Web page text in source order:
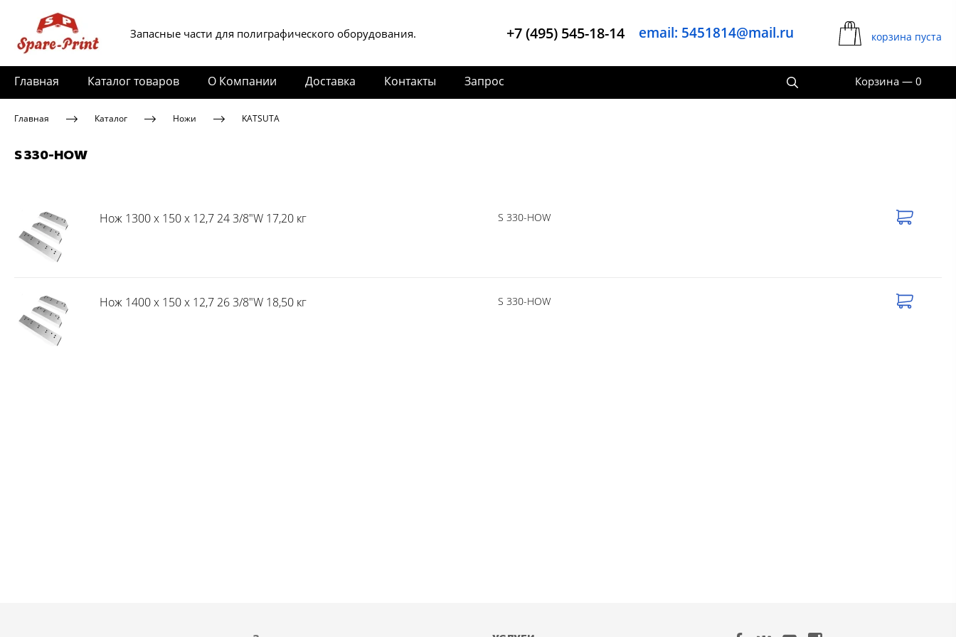
Запасные части для полиграфического оборудования. +7 (495) 545-18-14 email: 5451814@mail.ru корзина пуста
Главная Каталог товаров О Компании Доставка Контакты Запрос Корзина — 0
Главная Каталог Ножи KATSUTA
S 330-HOW
Нож 1300 x 150 x 12,7 24 3/8"W 17,20 кг S 330-HOW
Нож 1400 x 150 x 12,7 26 3/8"W 18,50 кг S 330-HOW